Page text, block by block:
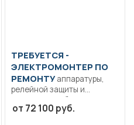
ТРЕБУЕТСЯ -
ЭЛЕКТРОМОНТЕР ПО
РЕМОНТУаппаратуры,
релейной защиты и
автоматики Образование:
Среднее
от 72 100 руб.